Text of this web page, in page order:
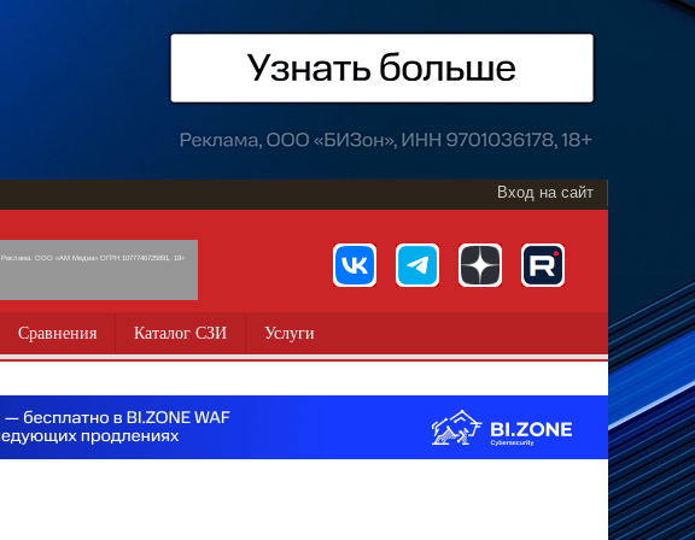
Вход на сайт
Реклама. ООО «АМ Медиа» ОГРН 1077746725891, 18+
Сравнения Каталог СЗИ Услуги